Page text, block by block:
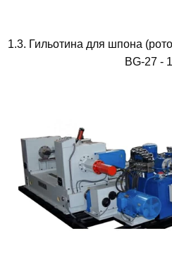
1.3. Гильотина для шпона
BG-27 -